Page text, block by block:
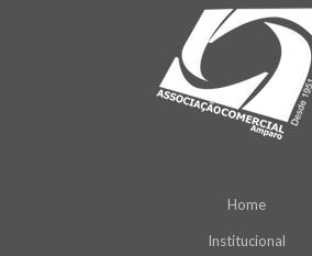
Home
Institucional